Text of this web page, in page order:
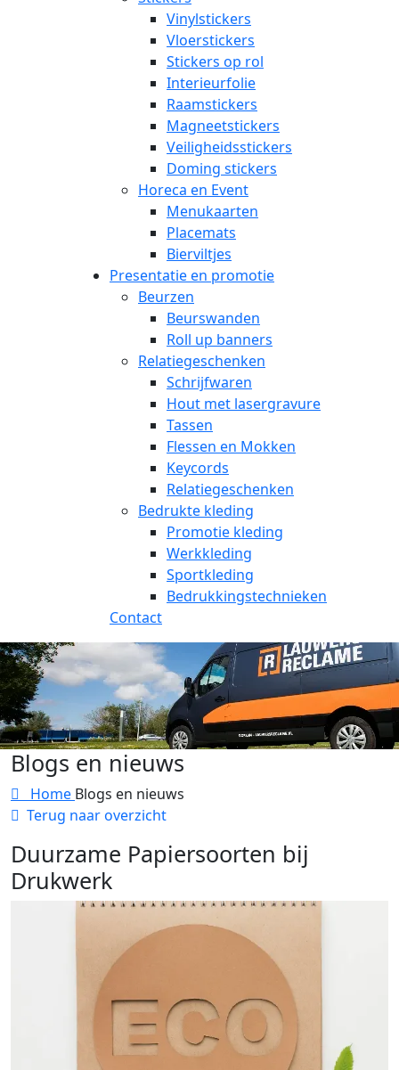
Vinylstickers
Vloerstickers
Stickers op rol
Interieurfolie
Raamstickers
Magneetstickers
Veiligheidsstickers
Doming stickers
Horeca en Event
Menukaarten
Placemats
Bierviltjes
Presentatie en promotie
Beurzen
Beurswanden
Roll up banners
Relatiegeschenken
Schrijfwaren
Hout met lasergravure
Tassen
Flessen en Mokken
Keycords
Relatiegeschenken
Bedrukte kleding
Promotie kleding
Werkkleding
Sportkleding
Bedrukkingstechnieken
Contact
Blogs en nieuws
Home Blogs en nieuws
Terug naar overzicht
Duurzame Papiersoorten bij
Drukwerk